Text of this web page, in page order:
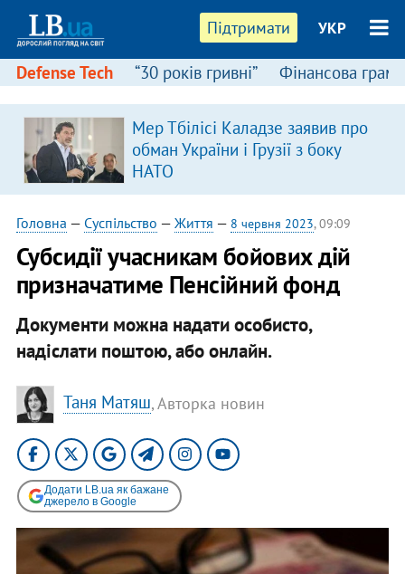
Підтримати УКР
Defense Tech “30 років гривні” Фінансова
Мер Тбілісі Каладзе заявив про
обман України і Грузії з боку
НАТО
Головна — Суспільство — Життя — 8 червня 2023, 09:09
Субсидії учасникам бойових дій
призначатиме Пенсійний фонд
Документи можна надати особисто,
надіслати поштою, або онлайн.
Таня Матяш, Авторка новин
Додати LB.ua як бажане
джерело в Google